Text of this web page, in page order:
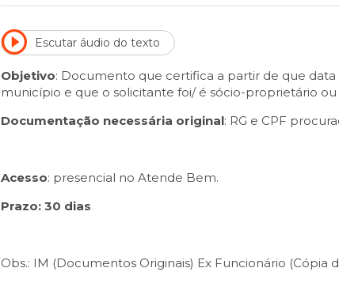
Escutar áudio do texto
Objetivo: Documento que certifica a partir de que
município e que o solicitante foi/ é sócio-proprietário
Documentação necessária original: RG e CPF
Acesso: presencial no Atende Bem.
Prazo: 30 dias
Obs.: IM (Documentos Originais) Ex Funcionário (Cópia